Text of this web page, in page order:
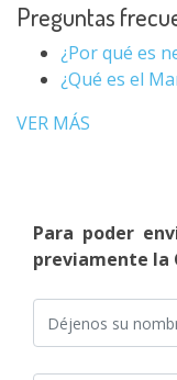
Preguntas
¿Por qué es
¿Qué es el
VER MÁS
Para poder
previamente la